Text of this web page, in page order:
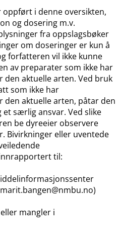
i denne oversikten,
og dosering m.v.
fra oppslagsbøker
om doseringer er kun å
forfatteren vil ikke kunne
av preparater som ikke har
aktuelle arten. Ved bruk
som ikke har
den aktuelle arten, påtar den
særlig ansvar. Ved slike
be dyreeier observere
Bivirkninger eller uventede
til:
mangler i